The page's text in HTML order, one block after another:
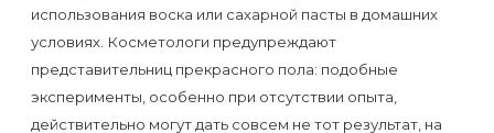
или
сахаром
Виды
использования воска или сахарной пасты в домашних
условиях. Косметологи предупреждают
представительниц прекрасного пола: подобные
эксперименты, особенно при отсутствии опыта,
действительно могут дать совсем не тот результат, на